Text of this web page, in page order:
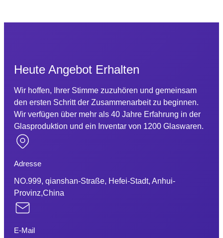
Heute Angebot Erhalten
Wir hoffen, Ihrer Stimme zuzuhören und gemeinsam
den ersten Schritt der Zusammenarbeit zu beginnen.
Wir verfügen über mehr als 40 Jahre Erfahrung in der
Glasproduktion und ein Inventar von 1200 Glaswaren.
Adresse
NO.999, qianshan-Straße, Hefei-Stadt, Anhui-
Provinz,China
E-Mail